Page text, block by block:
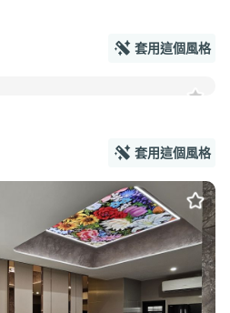
套用這個風格
套用這個風格